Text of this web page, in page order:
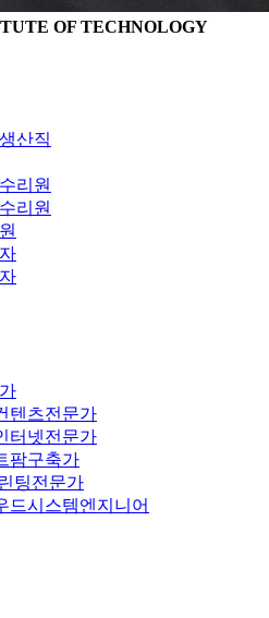
OF TECHNOLOGY
산직
리원
리원
텐츠전문가
터넷전문가
팜구축가
팅전문가
드시스템엔지니어